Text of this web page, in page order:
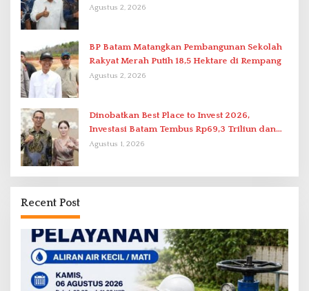
Terpadu
Agustus 2, 2026
BP Batam Matangkan Pembangunan Sekolah
Rakyat Merah Putih 18,5 Hektare di Rempang
Agustus 2, 2026
Dinobatkan Best Place to Invest 2026,
Investasi Batam Tembus Rp69,3 Triliun dan
Ekonomi Tumbuh 6,76 Persen
Agustus 1, 2026
Recent Post